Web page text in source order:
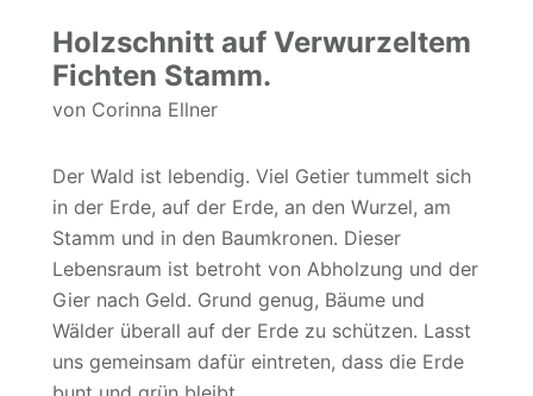
Holzschnitt auf Verwurzeltem
Fichten Stamm.
von Corinna Ellner
Der Wald ist lebendig. Viel Getier tummelt sich
in der Erde, auf der Erde, an den Wurzel, am
Stamm und in den Baumkronen. Dieser
Lebensraum ist betroht von Abholzung und der
Gier nach Geld. Grund genug, Bäume und
Wälder überall auf der Erde zu schützen. Lasst
uns gemeinsam dafür eintreten, dass die Erde